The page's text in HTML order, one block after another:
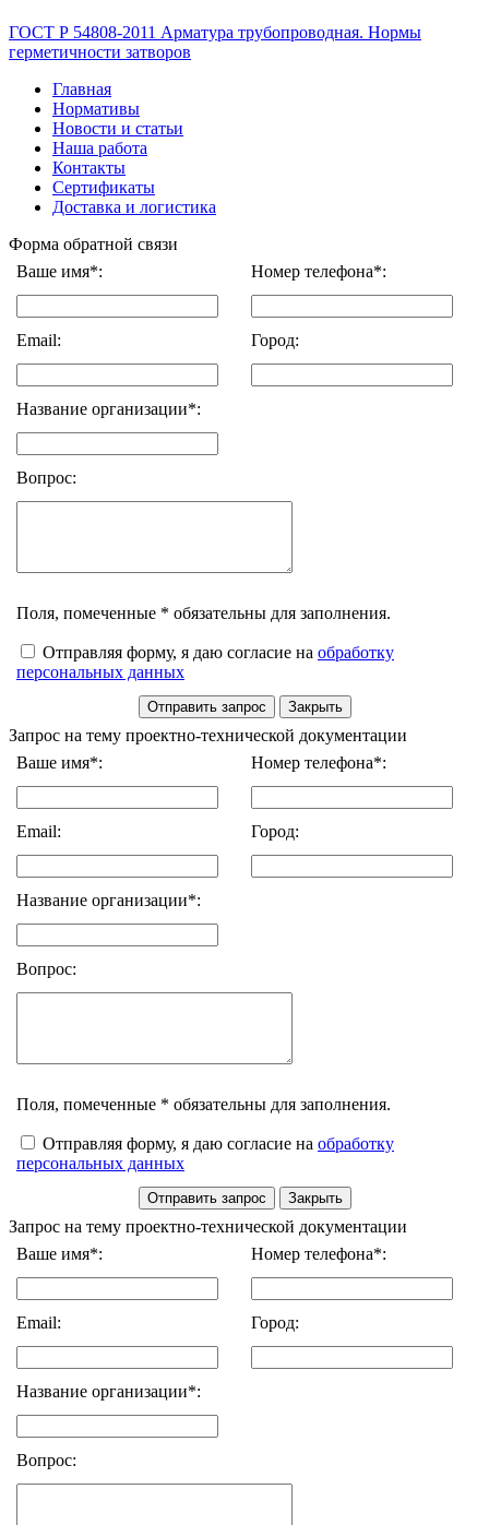
ГОСТ Р 54808-2011 Арматура трубопроводная. Нормы
герметичности затворов
Главная
Нормативы
Новости и статьи
Наша работа
Контакты
Сертификаты
Доставка и логистика
Форма обратной связи
Ваше имя*:
Номер телефона*:
Email: Город:
Название организации*:
Вопрос:
Поля, помеченные * обязательны для заполнения.
Отправляя форму, я даю согласие на обработку
персональных данных
Запрос на тему проектно-технической документации
Ваше имя*:
Номер телефона*:
Email: Город:
Название организации*:
Вопрос:
Поля, помеченные * обязательны для заполнения.
Отправляя форму, я даю согласие на обработку
персональных данных
Запрос на тему проектно-технической документации
Ваше имя*:
Номер телефона*:
Email: Город:
Название организации*:
Вопрос: